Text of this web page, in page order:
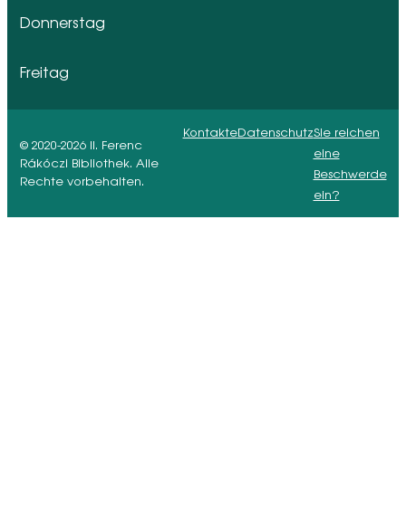
Donnerstag
Freitag
© 2020-2026 II. Ferenc
Rákóczi Bibliothek. Alle
Rechte vorbehalten.
KontakteDatenschutzSie reichen
eine
Beschwerde
ein?